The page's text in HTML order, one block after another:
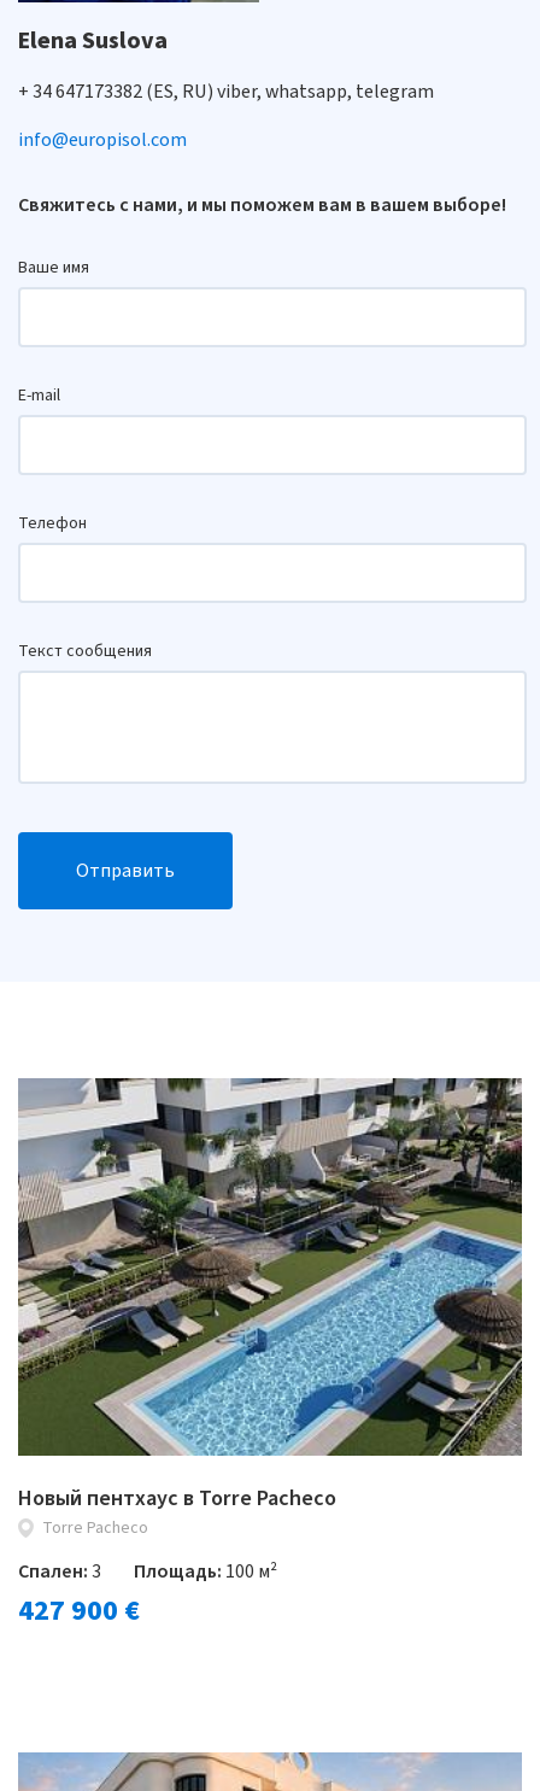
Elena Suslova
+ 34 647173382 (ES, RU) viber, whatsapp, telegram
info@europisol.com
Свяжитесь с нами, и мы поможем вам в вашем выборе!
Ваше имя
E-mail
Телефон
Текст сообщения
Отправить
Новый пентхаус в Torre Pacheco
Torre Pacheco
Спален:3 Площадь: 100 м²
427 900 €